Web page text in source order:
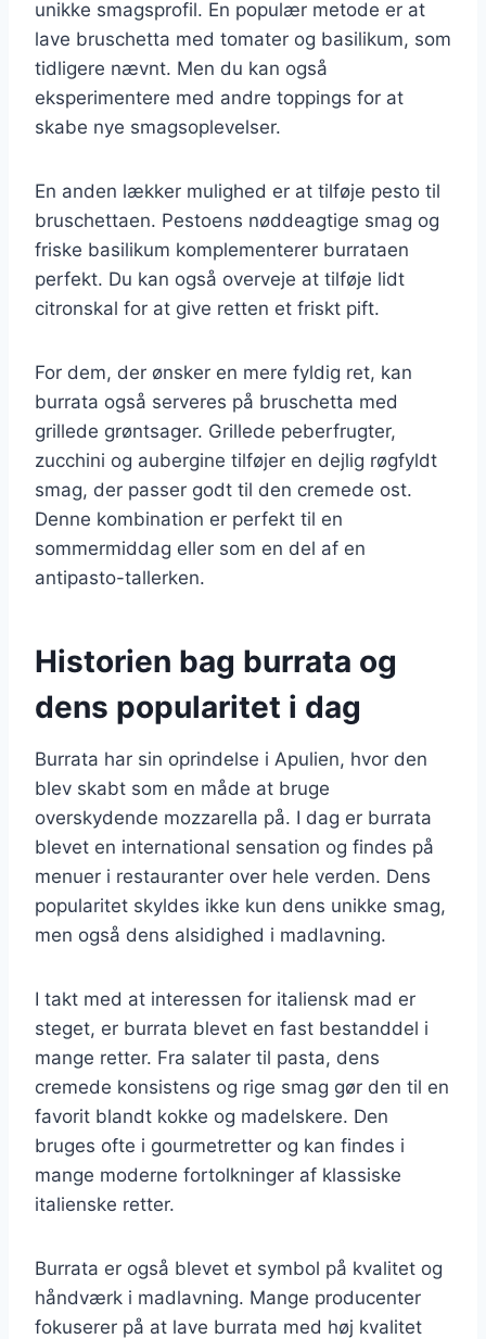
unikke smagsprofil. En populær metode er at
lave bruschetta med tomater og basilikum, som
tidligere nævnt. Men du kan også
eksperimentere med andre toppings for at
skabe nye smagsoplevelser.
En anden lækker mulighed er at tilføje pesto til
bruschettaen. Pestoens nøddeagtige smag og
friske basilikum komplementerer burrataen
perfekt. Du kan også overveje at tilføje lidt
citronskal for at give retten et friskt pift.
For dem, der ønsker en mere fyldig ret, kan
burrata også serveres på bruschetta med
grillede grøntsager. Grillede peberfrugter,
zucchini og aubergine tilføjer en dejlig røgfyldt
smag, der passer godt til den cremede ost.
Denne kombination er perfekt til en
sommermiddag eller som en del af en
antipasto-tallerken.
Historien bag burrata og
dens popularitet i dag
Burrata har sin oprindelse i Apulien, hvor den
blev skabt som en måde at bruge
overskydende mozzarella på. I dag er burrata
blevet en international sensation og findes på
menuer i restauranter over hele verden. Dens
popularitet skyldes ikke kun dens unikke smag,
men også dens alsidighed i madlavning.
I takt med at interessen for italiensk mad er
steget, er burrata blevet en fast bestanddel i
mange retter. Fra salater til pasta, dens
cremede konsistens og rige smag gør den til en
favorit blandt kokke og madelskere. Den
bruges ofte i gourmetretter og kan findes i
mange moderne fortolkninger af klassiske
italienske retter.
Burrata er også blevet et symbol på kvalitet og
håndværk i madlavning. Mange producenter
fokuserer på at lave burrata med høj kvalitet